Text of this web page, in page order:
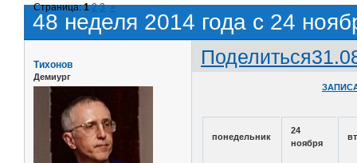
48 неделя 2014 года с 24
Страница:1 2 3 »
Поделиться
Тихонов
Демиург
понедельник
24
ноября